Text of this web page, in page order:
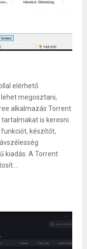
elérhető
megosztani,
alkalmazás Torrent
tartalmakat is keresni
funkciót, készítőt,
kiadás. A Torrent